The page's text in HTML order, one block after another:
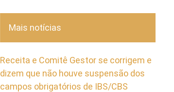
Mais notícias
Receita e Comitê Gestor se corrigem e
dizem que não houve suspensão dos
campos obrigatórios de IBS/CBS